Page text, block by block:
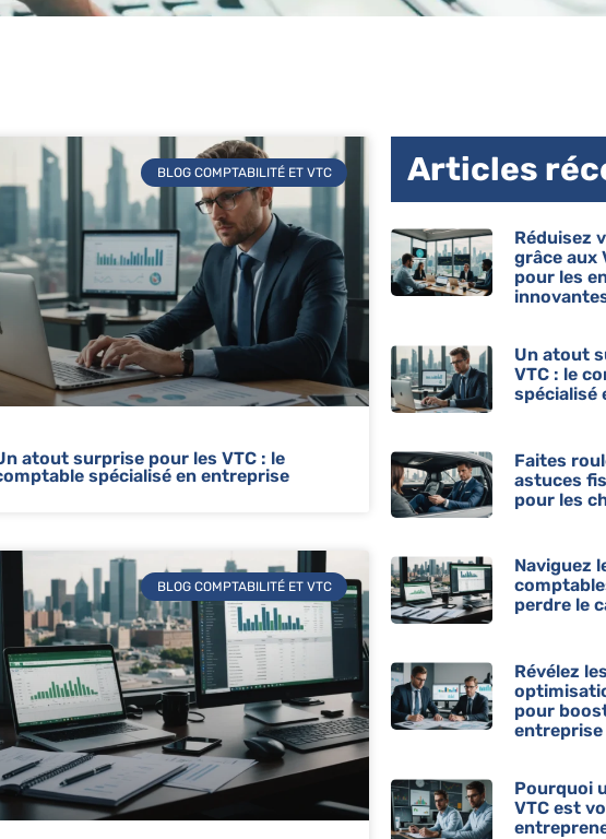
BLOG COMPTABILITÉ ET VTC
atout surprise pour les VTC : le
spécialisé en entreprise
BLOG COMPTABILITÉ ET VTC
Articles
Réduisez
grâce aux
pour les
Un atout
VTC : le
spécialisé
Faites
astuces
pour les
Naviguez
perdre le
Révélez
pour
entreprise
Pourquoi
VTC est